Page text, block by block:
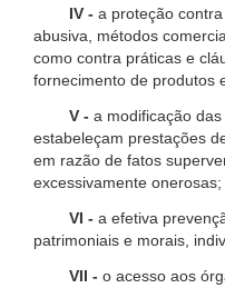
IV - a proteção
abusiva, métodos
como contra práticas e
fornecimento de produtos
V - a modificação
estabeleçam prestações
em razão de fatos
excessivamente onerosas;
VI - a efetiva
patrimoniais e morais,
VII - o acesso aos